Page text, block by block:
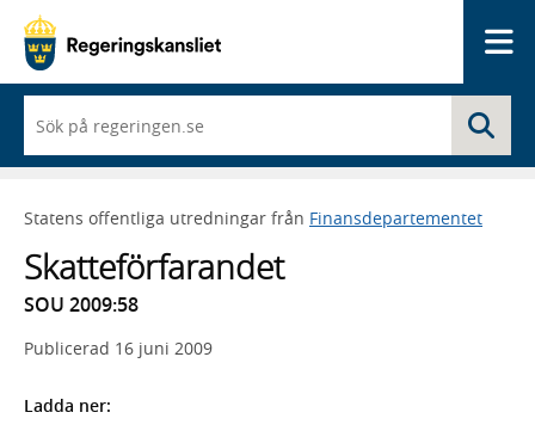
du
börjar
skriva
framträder
lista
med
sökförslag
Statens offentliga utredningar från Finansdepartementet
Skatteförfarandet
SOU 2009:58
Publicerad 16 juni 2009
Ladda ner: